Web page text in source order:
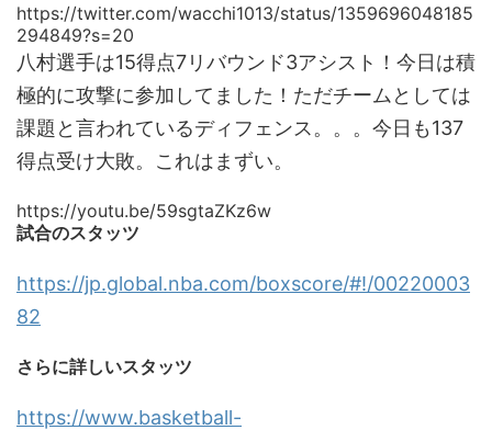
https://twitter.com/wacchi1013/status/1359696048185
294849?s=20
八村選手は15得点7リバウンド3アシスト！今日は積
極的に攻撃に参加してました！ただチームとしては
課題と言われているディフェンス。。。今日も137
得点受け大敗。これはまずい。
https://youtu.be/59sgtaZKz6w
試合のスタッツ
https://jp.global.nba.com/boxscore/#!/00220003
82
さらに詳しいスタッツ
https://www.basketball-